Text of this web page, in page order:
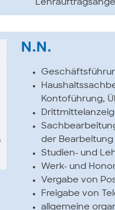
N.N.
Kontoführung,
der
Studien- und
Werk- und
Vergabe von
Freigabe von
allgemeine